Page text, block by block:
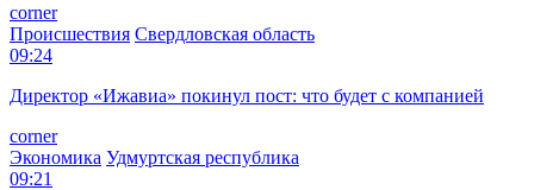
corner
Происшествия Свердловская область
09:24
Директор «Ижавиа» покинул пост: что будет с компанией
corner
Экономика Удмуртская республика
09:21